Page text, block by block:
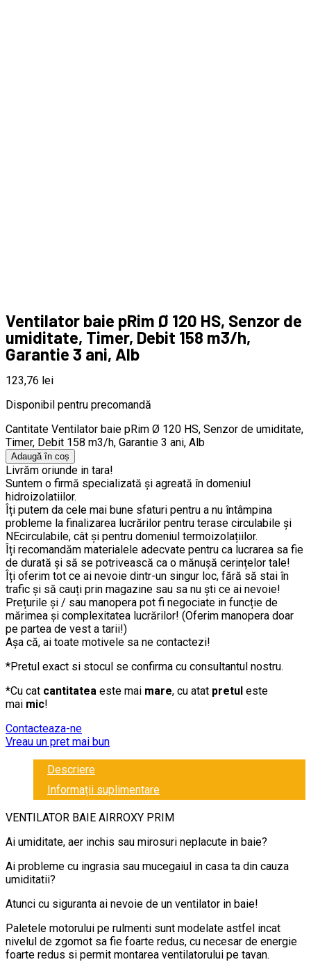
Ventilator baie pRim Ø 120 HS, Senzor de
umiditate, Timer, Debit 158 m3/h,
Garantie 3 ani, Alb
123,76 lei
Disponibil pentru precomandă
Cantitate Ventilator baie pRim Ø 120 HS, Senzor de umiditate,
Timer, Debit 158 m3/h, Garantie 3 ani, Alb
Adaugă în coș
Livrăm oriunde in tara!
Suntem o firmă specializată și agreată în domeniul
hidroizolatiilor.
Îți putem da cele mai bune sfaturi pentru a nu întâmpina
probleme la finalizarea lucrărilor pentru terase circulabile și
NEcirculabile, cât și pentru domeniul termoizolațiilor.
Îți recomandăm materialele adecvate pentru ca lucrarea sa fie
de durată și să se potrivească ca o mănușă cerințelor tale!
Îți oferim tot ce ai nevoie dintr-un singur loc, fără să stai în
trafic și să cauți prin magazine sau sa nu ști ce ai nevoie!
Prețurile și / sau manopera pot fi negociate in funcție de
mărimea și complexitatea lucrărilor! (Oferim manopera doar
pe partea de vest a tarii!)
Așa că, ai toate motivele sa ne contactezi!
*Pretul exact si stocul se confirma cu consultantul nostru.
*Cu cat cantitatea este mai mare, cu atat pretul este
mai mic!
Contacteaza-ne
Vreau un pret mai bun
Descriere
Informații suplimentare
VENTILATOR BAIE AIRROXY PRIM
Ai umiditate, aer inchis sau mirosuri neplacute in baie?
Ai probleme cu ingrasia sau mucegaiul in casa ta din cauza
umiditatii?
Atunci cu siguranta ai nevoie de un ventilator in baie!
Paletele motorului pe rulmenti sunt modelate astfel incat
nivelul de zgomot sa fie foarte redus, cu necesar de energie
foarte redus si permit montarea ventilatorului pe tavan.